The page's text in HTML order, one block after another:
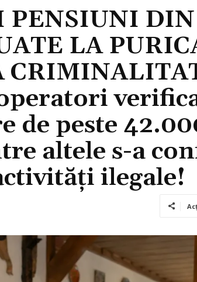
PENSIUNI
LA
de peste
altele s-a
ilegale!